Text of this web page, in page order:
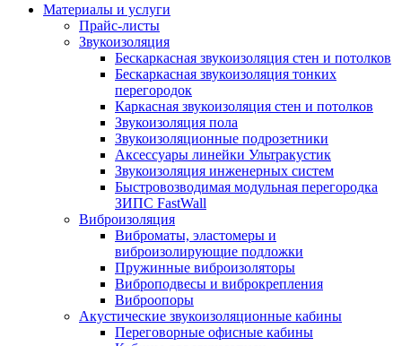
Материалы и услуги
Прайс-листы
Звукоизоляция
Бескаркасная звукоизоляция стен и потолков
Бескаркасная звукоизоляция тонких
перегородок
Каркасная звукоизоляция стен и потолков
Звукоизоляция пола
Звукоизоляционные подрозетники
Аксессуары линейки Ультракустик
Звукоизоляция инженерных систем
Быстровозводимая модульная перегородка
ЗИПС FastWall
Виброизоляция
Виброматы, эластомеры и
виброизолирующие подложки
Пружинные виброизоляторы
Виброподвесы и виброкрепления
Виброопоры
Акустические звукоизоляционные кабины
Переговорные офисные кабины